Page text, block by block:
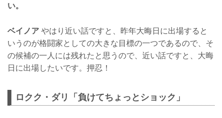
い。
ベイノア やはり近い話ですと、昨年大晦日に出場すると
いうのが格闘家としての大きな目標の一つであるので、そ
の候補の一人には残れたと思うので、近い話ですと、大晦
日に出場したいです。押忍！
ロクク・ダリ「負けてちょっとショック」